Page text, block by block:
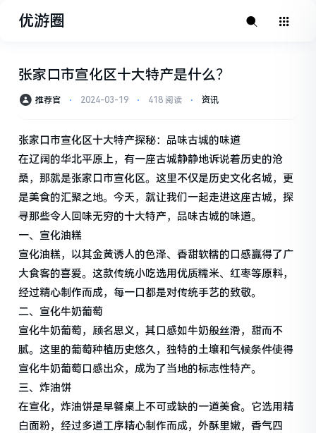
优游圈
张家口市宣化区十大特产是什么？
推荐官 ⋅ 2024-03-19 ⋅ 418 阅读 ⋅ 资讯
张家口市宣化区十大特产探秘：品味古城的味道
在辽阔的华北平原上，有一座古城静静地诉说着历史的沧
桑，那就是张家口市宣化区。这里不仅是历史文化名城，更
是美食的汇聚之地。今天，就让我们一起走进这座古城，探
寻那些令人回味无穷的十大特产，品味古城的味道。
一、宣化油糕
宣化油糕，以其金黄诱人的色泽、香甜软糯的口感赢得了广
大食客的喜爱。这款传统小吃选用优质糯米、红枣等原料，
经过精心制作而成，每一口都是对传统手艺的致敬。
二、宣化牛奶葡萄
宣化牛奶葡萄，顾名思义，其口感如牛奶般丝滑，甜而不
腻。这里的葡萄种植历史悠久，独特的土壤和气候条件使得
宣化牛奶葡萄口感出众，成为了当地的标志性特产。
三、炸油饼
在宣化，炸油饼是早餐桌上不可或缺的一道美食。它选用精
白面粉，经过多道工序精心制作而成，外酥里嫩，香气四